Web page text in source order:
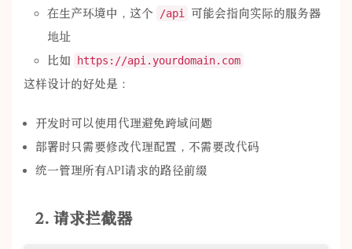
在生产环境中，这个 /api
可能会指向实际的服务器
地址
比如
https://api.yourdomain.com
这样设计的好处是：
开发时可以使用代理避免跨域问题
部署时只需要修改代理配置，不需要改代码
统一管理所有API请求的路径前缀
2. 请求拦截器